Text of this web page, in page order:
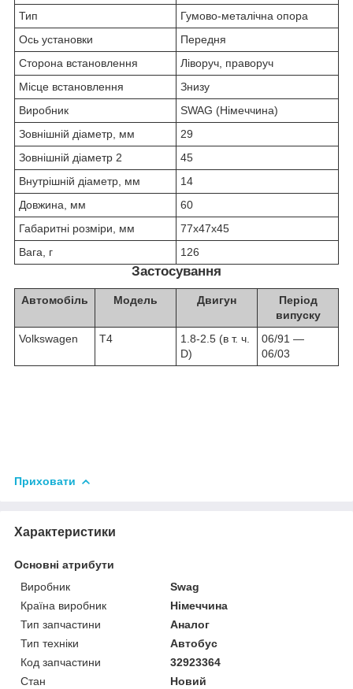
Тип
Гумово-металічна опора
Ось установки
Передня
Сторона встановлення
Ліворуч, праворуч
Місце встановлення
Знизу
Виробник
SWAG (Німеччина)
Зовнішній діаметр, мм
29
Зовнішній діаметр 2
45
Внутрішній діаметр, мм
14
Довжина, мм
60
Габаритні розміри, мм
77х47х45
Вага, г
126
Застосування
Автомобіль Модель Двигун
Період
випуску
Volkswagen
T4
1.8-2.5 (в т. ч.
D)
06/91 ―
06/03
Приховати
Характеристики
Основні атрибути
Виробник
Swag
Країна виробник
Німеччина
Тип запчастини
Аналог
Тип техніки
Автобус
Код запчастини
32923364
Стан
Новий